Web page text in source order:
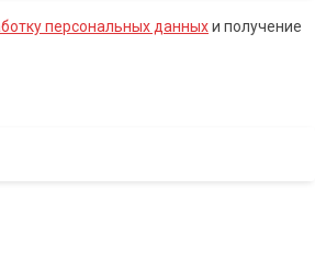
персональных данныхи получение